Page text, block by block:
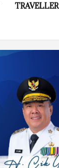
TRAVELLER